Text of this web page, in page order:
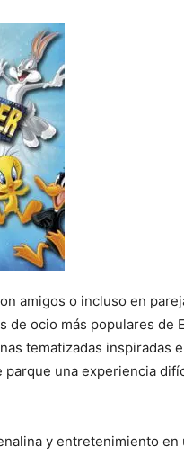
amigos o incluso en
de ocio más populares de
tematizadas inspiradas
parque una experiencia
y entretenimiento en